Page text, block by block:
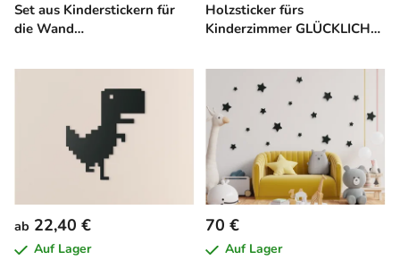
Set aus Kinderstickern für
die Wand
Stück)
Holzsticker fürs
Kinderzimmer GLÜCKLICHE
ab 22,40 €
Auf Lager
70 €
Auf Lager